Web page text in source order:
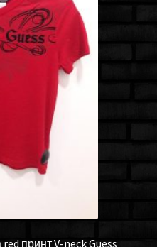
принт V-neck Guess